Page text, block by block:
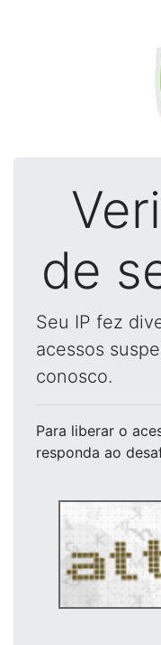
de
Seu IP fez
acessos
conosco.
Para liberar o
responda ao